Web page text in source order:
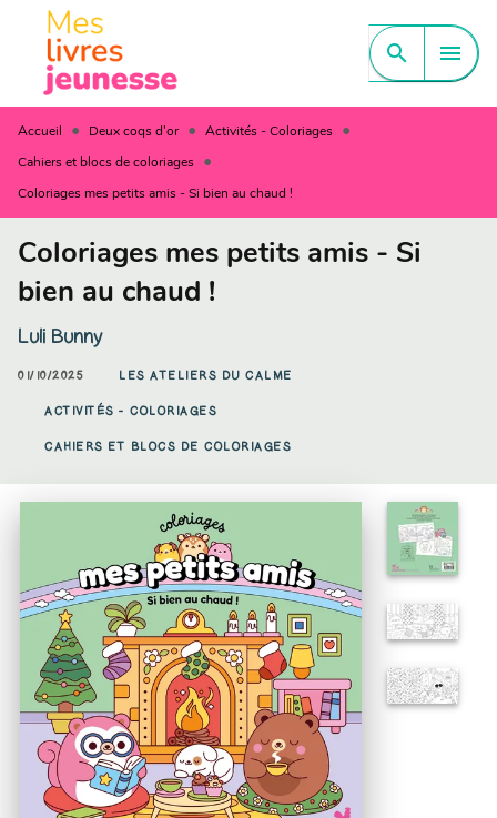
MENU CONTENU
PIED DE PAGE
search menu
Accueil • Deux coqs d'or • Activités - Coloriages •
Cahiers et blocs de coloriages •
Coloriages mes petits amis - Si bien au chaud !
Coloriages mes petits amis - Si
bien au chaud !
Luli Bunny
01/10/2025 LES ATELIERS DU CALME
ACTIVITÉS - COLORIAGES
CAHIERS ET BLOCS DE COLORIAGES